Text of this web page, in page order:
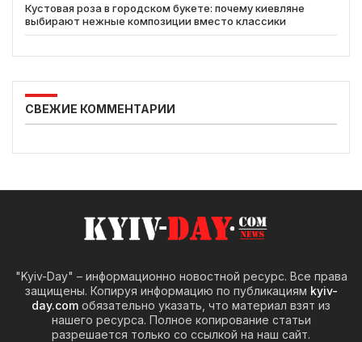
Кустовая роза в городском букете: почему киевляне
выбирают нежные композиции вместо классики
СВЕЖИЕ КОММЕНТАРИИ
"Kyiv-Day" – информационно новостной ресурс. Все права
защищены. Копируя информацию по публикациям kyiv-
day.com обязательно указать, что материал взят из
нашего ресурса. Полное копирование статьи
разрешается только со ссылкой на наш сайт.